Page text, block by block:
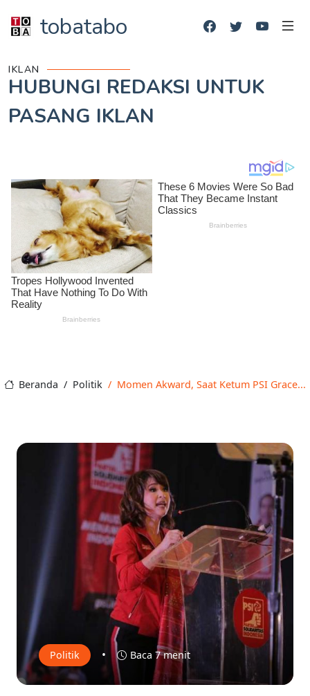
tobatabo
IKLAN
HUBUNGI REDAKSI UNTUK
PASANG IKLAN
Beranda Politik Momen Akward, Saat Ketum PSI Grace...
Politik • Baca 7 menit